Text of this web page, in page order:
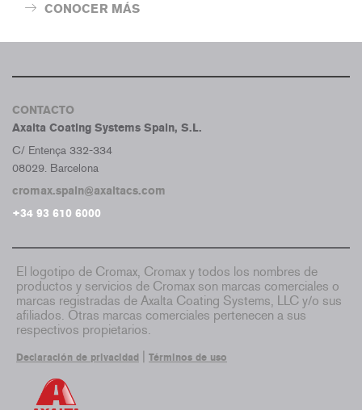
CONOCER MÁS
CONTACTO
Axalta Coating Systems Spain, S.L.
C/ Entença 332-334
08029. Barcelona
cromax.spain@axaltacs.com
+34 93 610 6000
El logotipo de Cromax, Cromax y todos los nombres de
productos y servicios de Cromax son marcas comerciales o
marcas registradas de Axalta Coating Systems, LLC y/o sus
afiliados. Otras marcas comerciales pertenecen a sus
respectivos propietarios.
Declaración de privacidad Términos de uso